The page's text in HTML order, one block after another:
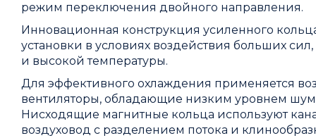
режим переключения двойного направления.
Инновационная конструкция усиленного
установки в условиях воздействия больших
и высокой температуры.
Для эффективного охлаждения применяется
вентиляторы, обладающие низким уровнем
Нисходящие магнитные кольца используют
воздуховод с разделением потока и